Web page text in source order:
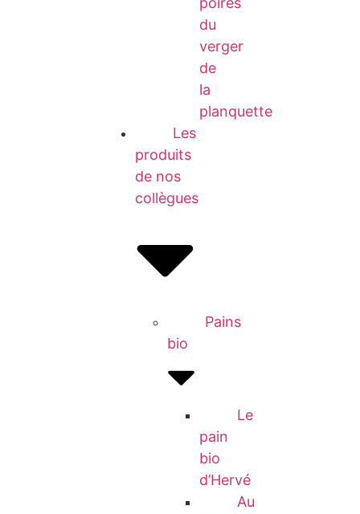
du
verger
de
la
planquette
Les
produits
de nos
collègues
Pains
bio
Le
pain
bio
d’Hervé
Au